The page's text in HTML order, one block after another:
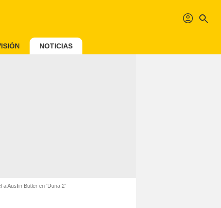
profil search
NOTICIAS
a Austin Butler en 'Duna 2'